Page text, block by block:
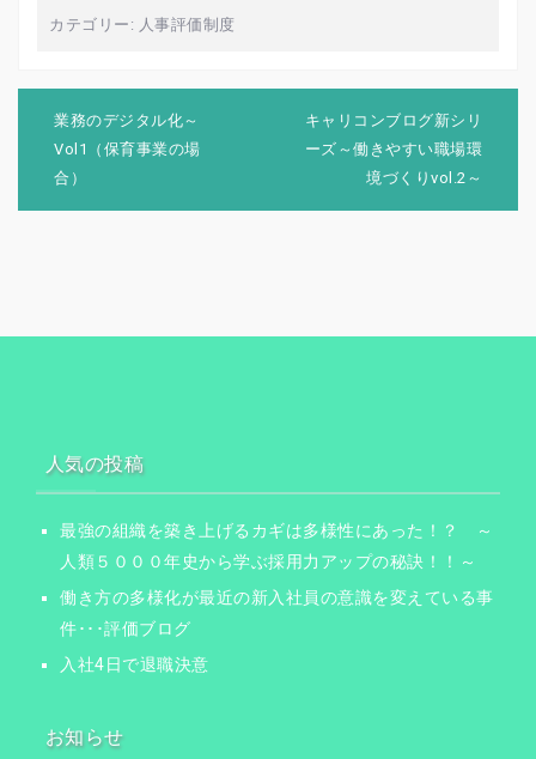
カテゴリー: 人事評価制度
ー
業務のデジタル化～
Vol1（保育事業の場
合）
キャリコンブログ新シリ
ーズ～働きやすい職場環
境づくりvol.2～
人気の投稿
最強の組織を築き上げるカギは多様性にあった！？ ～
人類５０００年史から学ぶ採用力アップの秘訣！！～
働き方の多様化が最近の新入社員の意識を変えている事
件･･･評価ブログ
入社4日で退職決意
お知らせ